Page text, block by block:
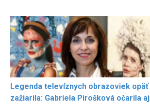
Legenda televíznych obrazoviek opäť
zažiarila: Gabriela Pirošková očarila aj